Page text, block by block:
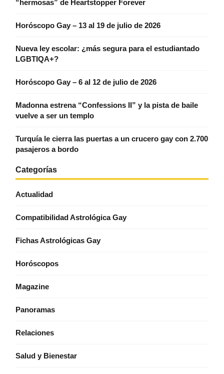
“hermosas” de Heartstopper Forever
Horóscopo Gay – 13 al 19 de julio de 2026
Nueva ley escolar: ¿más segura para el estudiantado
LGBTIQA+?
Horóscopo Gay – 6 al 12 de julio de 2026
Madonna estrena “Confessions II” y la pista de baile
vuelve a ser un templo
Turquía le cierra las puertas a un crucero gay con 2.700
pasajeros a bordo
Categorías
Actualidad
Compatibilidad Astrológica Gay
Fichas Astrológicas Gay
Horóscopos
Magazine
Panoramas
Relaciones
Salud y Bienestar